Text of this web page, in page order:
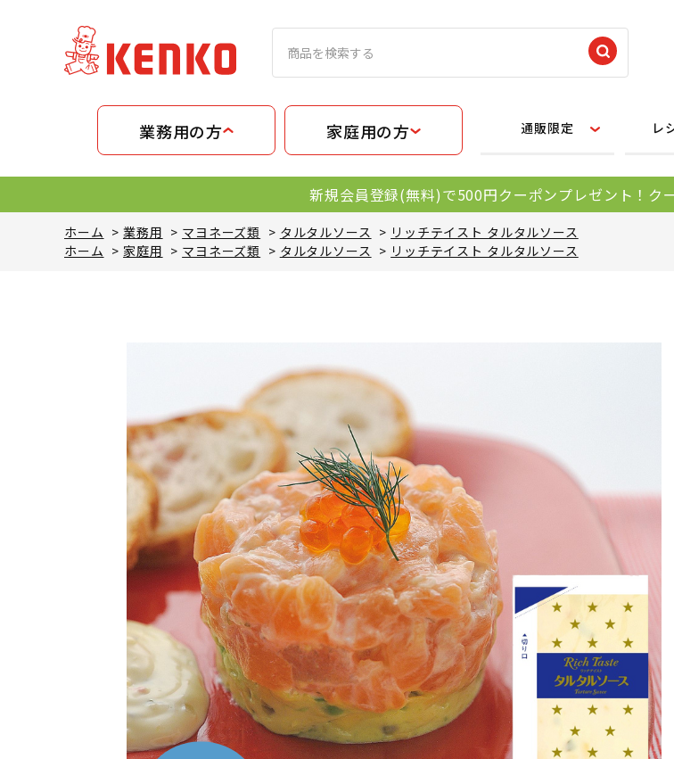
業務用の方 家庭用の方 通販限定 レ
新規会員登録(無料)で500円クーポンプレゼント！ク
ホーム >業務用 > マヨネーズ類 > タルタルソース > リッチテイスト タルタルソース
ホーム >家庭用 > マヨネーズ類 > タルタルソース > リッチテイスト タルタルソース